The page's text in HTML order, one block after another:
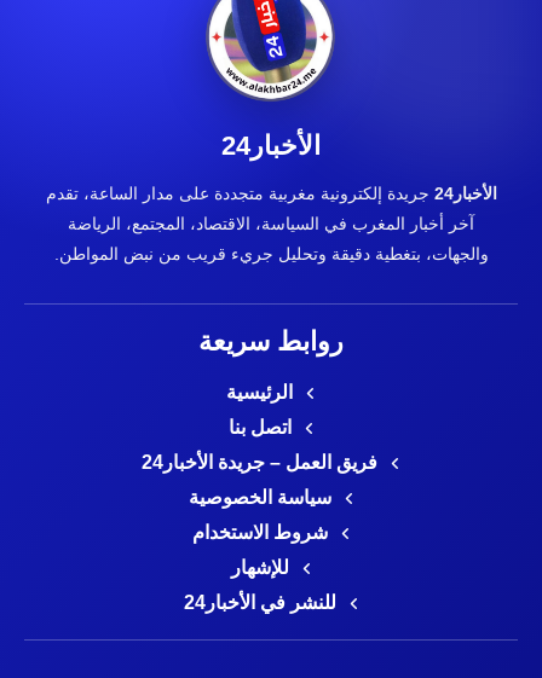
الأخبار24
الأخبار24
جريدة إلكترونية مغربية متجددة على مدار الساعة، تقدم
آخر أخبار المغرب في السياسة، الاقتصاد، المجتمع، الرياضة
والجهات، بتغطية دقيقة وتحليل جريء قريب من نبض المواطن.
روابط سريعة
الرئيسية
اتصل بنا
فريق العمل – جريدة الأخبار24
سياسة الخصوصية
شروط الاستخدام
للإشهار
للنشر في الأخبار24